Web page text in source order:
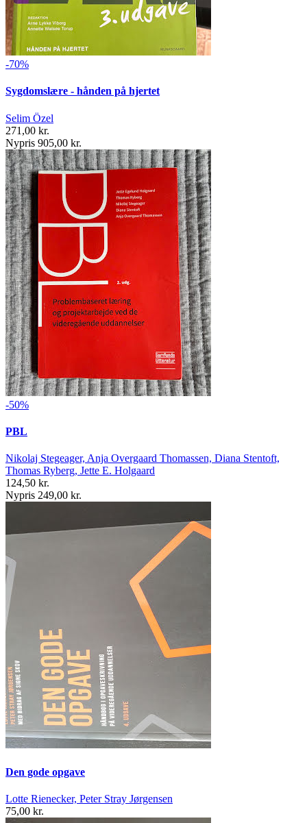
-70%
Sygdomslære - hånden på hjertet
Selim Özel
271,00 kr.
Nypris 905,00 kr.
-50%
PBL
Nikolaj Stegeager, Anja Overgaard Thomassen, Diana Stentoft,
Thomas Ryberg, Jette E. Holgaard
124,50 kr.
Nypris 249,00 kr.
Den gode opgave
Lotte Rienecker, Peter Stray Jørgensen
75,00 kr.